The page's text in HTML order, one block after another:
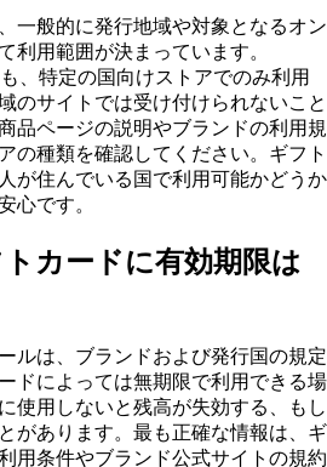
一般的に発行地域や対象となるオン
利用範囲が決まっています。
、特定の国向けストアでのみ利用
のサイトでは受け付けられないこと
品ページの説明やブランドの利用規
の種類を確認してください。ギフト
が住んでいる国で利用可能かどうか
心です。
カードに有効期限は
ルは、ブランドおよび発行国の規定
ドによっては無期限で利用できる場
使用しないと残高が失効する、もし
があります。最も正確な情報は、ギ
用条件やブランド公式サイトの規約